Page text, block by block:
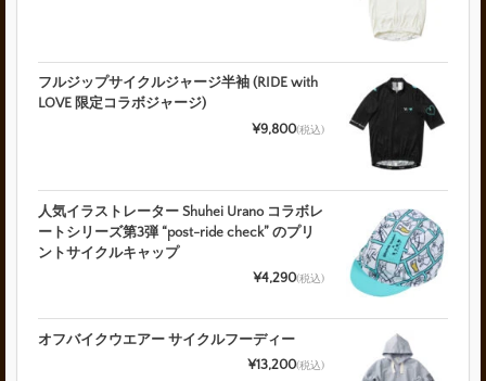
フルジップサイクルジャージ半袖 (RIDE with
LOVE 限定コラボジャージ)
¥9,800(税込)
人気イラストレーター Shuhei Urano コラボレ
ートシリーズ第3弾 “post-ride check” のプリ
ントサイクルキャップ
¥4,290(税込)
オフバイクウエアー サイクルフーディー
¥13,200(税込)